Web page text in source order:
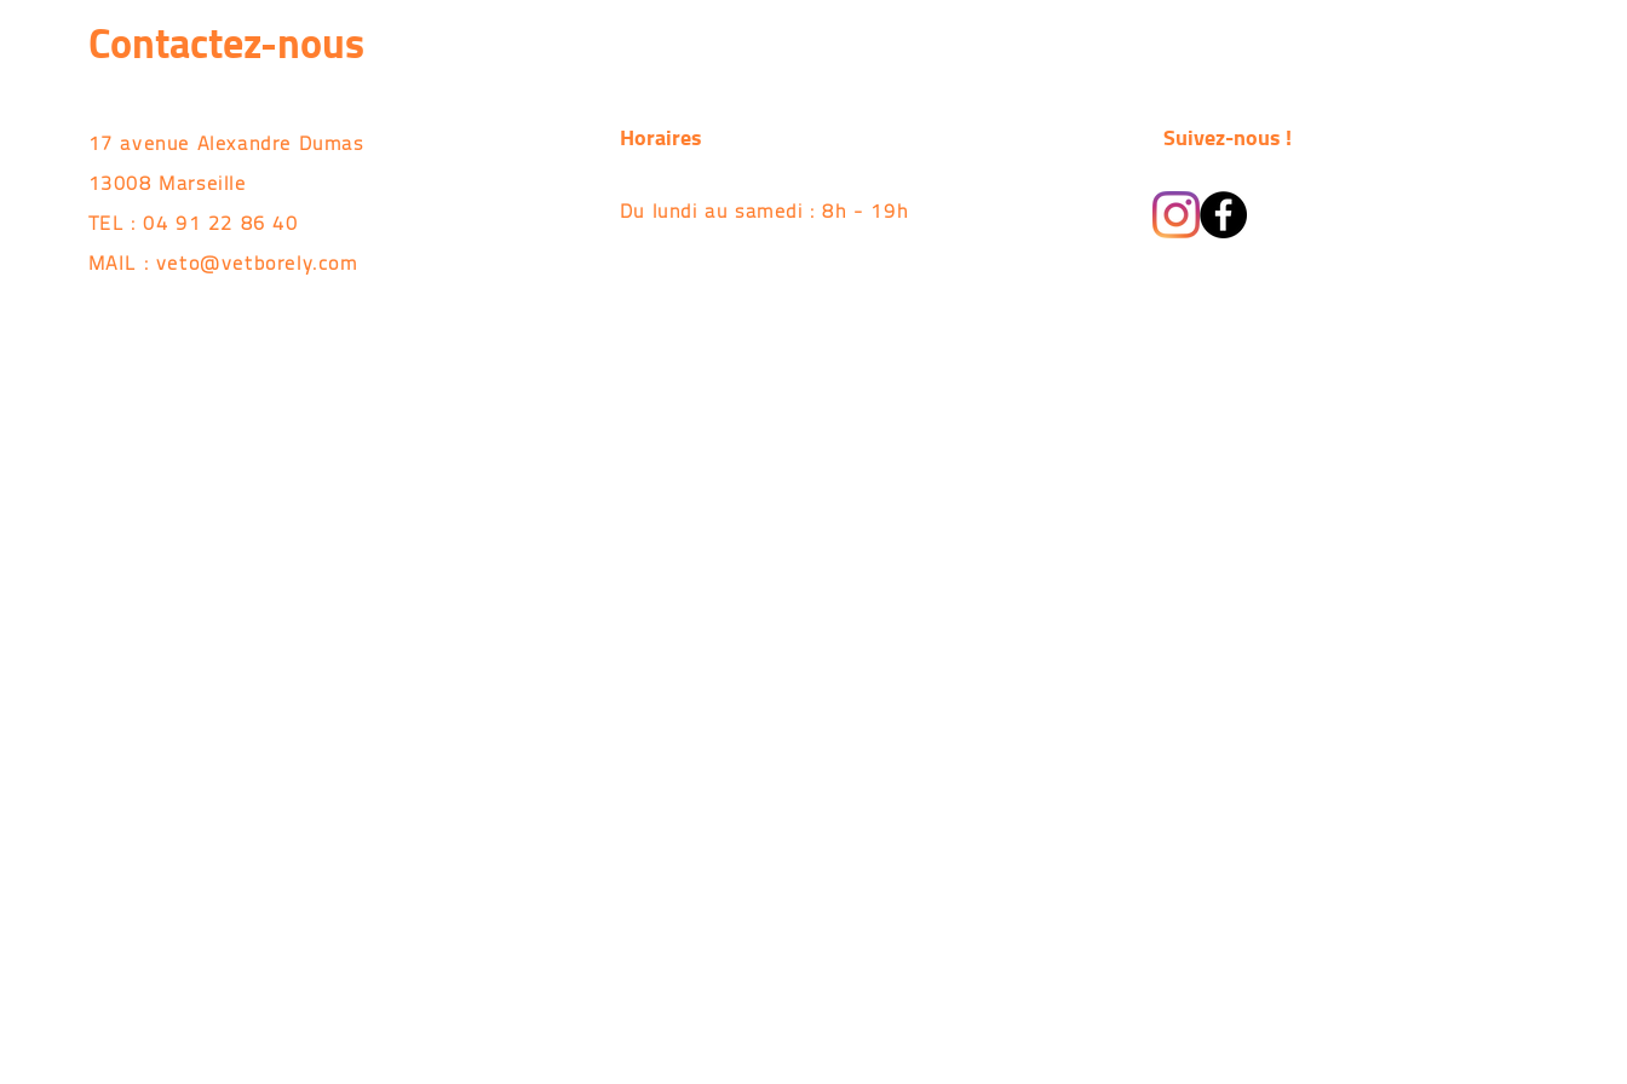
Contactez-nous
17 avenue Alexandre Dumas
13008 Marseille
TEL : 04 91 22 86 40
MAIL : veto@vetborely.com
Horaires
Du lundi au samedi : 8h - 19h
Suivez-nous !